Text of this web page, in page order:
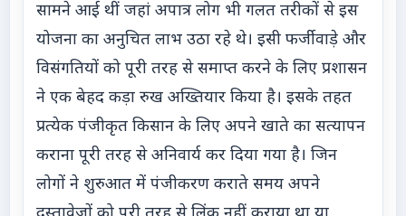
सामने आई थीं जहां अपात्र लोग भी गलत तरीकों से इस
योजना का अनुचित लाभ उठा रहे थे। इसी फर्जीवाड़े और
विसंगतियों को पूरी तरह से समाप्त करने के लिए प्रशासन
ने एक बेहद कड़ा रुख अख्तियार किया है। इसके तहत
प्रत्येक पंजीकृत किसान के लिए अपने खाते का सत्यापन
कराना पूरी तरह से अनिवार्य कर दिया गया है। जिन
लोगों ने शुरुआत में पंजीकरण कराते समय अपने